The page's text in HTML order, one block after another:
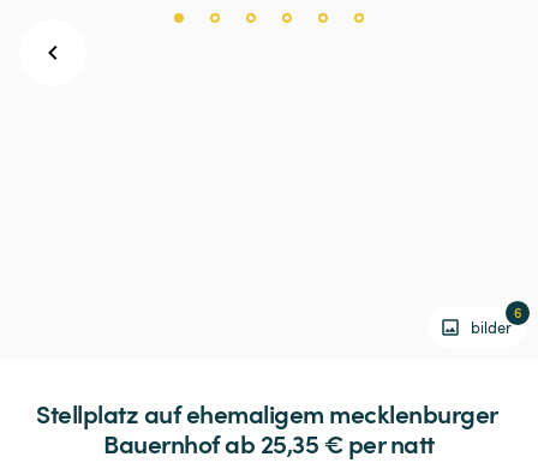
bilder
6
Stellplatzaufehemaligem mecklenburger
Bauernhof ab 25,35 € per natt